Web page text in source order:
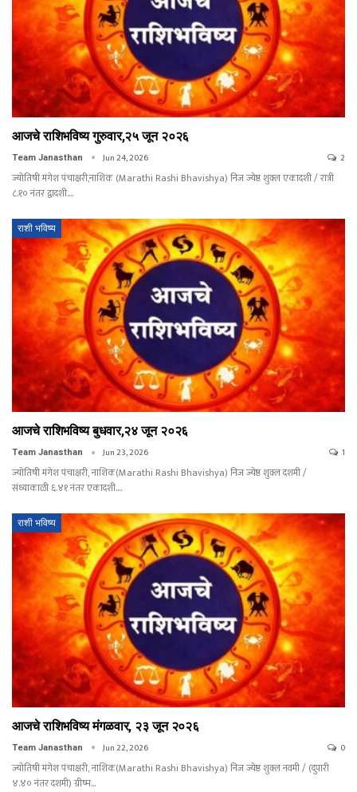
आजचे राशिभविष्य गुरुवार,२५ जून २०२६
Team Janasthan Jun 24, 2026 2
ज्योतिषी मंगेश पंचाक्षरी,नाशिक (Marathi Rashi Bhavishya) निज ज्येष्ठ शुक्ल एकादशी / रात्री
८.१० नंतर द्वादशी.…
राशी भविष्य
आजचे राशिभविष्य बुधवार,२४ जून २०२६
Team Janasthan Jun 23, 2026 1
ज्योतिषी मंगेश पंचाक्षरी, नाशिक(Marathi Rashi Bhavishya) निज ज्येष्ठ शुक्ल दशमी /
संध्याकाळी ६.४१ नंतर एकादशी.…
राशी भविष्य
आजचे राशिभविष्य मंगळवार, २३ जून २०२६
Team Janasthan Jun 22, 2026 0
ज्योतिषी मंगेश पंचाक्षरी, नाशिक(Marathi Rashi Bhavishya) निज ज्येष्ठ शुक्ल नवमी / (दुपारी
४.४० नंतर दशमी) ग्रीष्म…